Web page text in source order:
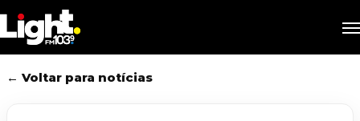
to
main
content
← Voltar para notícias